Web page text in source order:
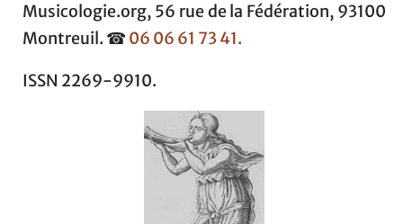
Musicologie.org, 56 rue de la Fédération, 93100
Montreuil. ☎ 06 06 61 73 41.
ISSN 2269-9910.